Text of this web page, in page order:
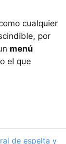
cualquier
por
menú
el que
de espelta y